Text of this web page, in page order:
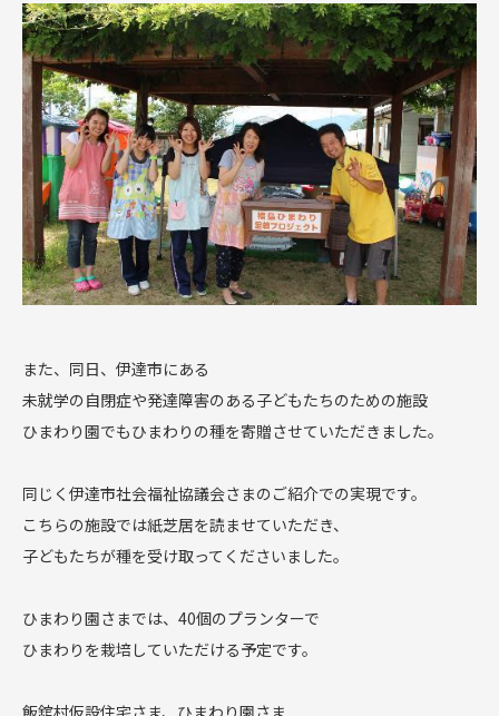
また、同日、伊達市にある
未就学の自閉症や発達障害のある子どもたちのための施設
ひまわり園でもひまわりの種を寄贈させていただきました。
同じく伊達市社会福祉協議会さまのご紹介での実現です。
こちらの施設では紙芝居を読ませていただき、
子どもたちが種を受け取ってくださいました。
ひまわり園さまでは、40個のプランターで
ひまわりを栽培していただける予定です。